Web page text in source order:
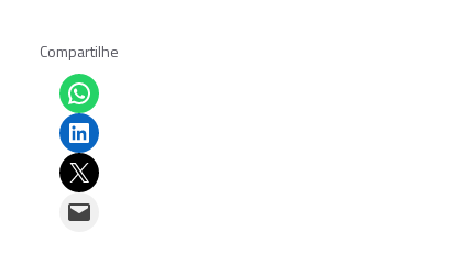
Compartilhe
Share on WhatsApp
Share on LinkedIn
Email this Page
Email this Page